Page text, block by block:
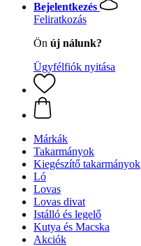
Bejelentkezés
Feliratkozás
Ön új nálunk?
Ügyfélfiók nyitása
Márkák
Takarmányok
Kiegészítő takarmányok
Ló
Lovas
Lovas divat
Istálló és legelő
Kutya és Macska
Akciók